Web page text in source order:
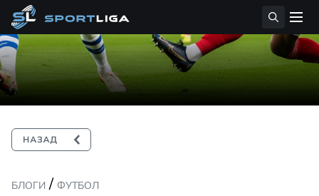
БЛОГИ / ФУТБОЛ